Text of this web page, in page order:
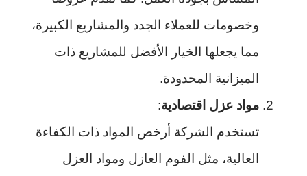
وخصومات للعملاء الجدد والمشاريع الكبيرة،
مما يجعلها الخيار الأفضل للمشاريع ذات
الميزانية المحدودة.
مواد عزل اقتصادية:
تستخدم الشركة أرخص المواد ذات الكفاءة
العالية، مثل الفوم العازل ومواد العزل